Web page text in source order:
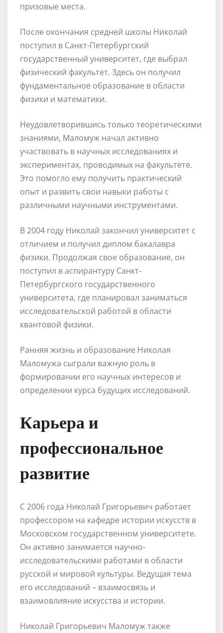
призовые места.
После окончания средней школы Николай
поступил в Санкт-Петербургский
государственный университет, где выбрал
физический факультет. Здесь он получил
фундаментальное образование в области
физики и математики.
Неудовлетворившись только теоретическими
знаниями, Маломуж начал активно
участвовать в научных исследованиях и
экспериментах, проводимых на факультете.
Это помогло ему получить практический
опыт и развить свои навыки работы с
различными научными инструментами.
В 2004 году Николай закончил университет с
отличием и получил диплом бакалавра
физики. Продолжая свое образование, он
поступил в аспирантуру Санкт-
Петербургского государственного
университета, где планировал заниматься
исследовательской работой в области
квантовой физики.
Ранняя жизнь и образование Николая
Маломужа сыграли важную роль в
формировании его научных интересов и
определении курса будущих исследований.
Карьера и
профессиональное
развитие
С 2006 года Николай Григорьевич работает
профессором на кафедре истории искусств в
Московском государственном университете.
Он активно занимается научно-
исследовательскими работами в области
русской и мировой культуры. Ведущая тема
его исследований – взаимосвязь и
взаимовлияние искусства и истории.
Николай Григорьевич Маломуж также